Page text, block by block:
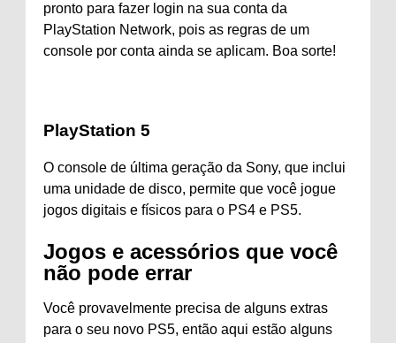
pronto para fazer login na sua conta da
PlayStation Network, pois as regras de um
console por conta ainda se aplicam. Boa sorte!
PlayStation 5
O console de última geração da Sony, que inclui
uma unidade de disco, permite que você jogue
jogos digitais e físicos para o PS4 e PS5.
Jogos e acessórios que você
não pode errar
Você provavelmente precisa de alguns extras
para o seu novo PS5, então aqui estão alguns